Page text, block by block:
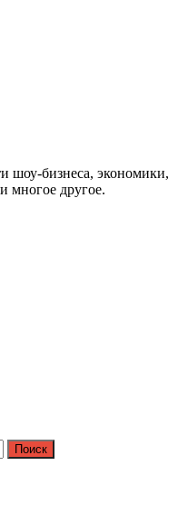
шоу-бизнеса, экономики,
многое другое.